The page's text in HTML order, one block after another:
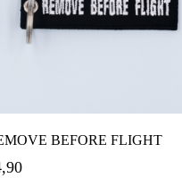
BEFORE FLIGHT